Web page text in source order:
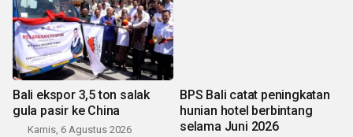
Bali ekspor 3,5 ton salak
gula pasir ke China
Kamis, 6 Agustus 2026
BPS Bali catat peningkatan
hunian hotel berbintang
selama Juni 2026